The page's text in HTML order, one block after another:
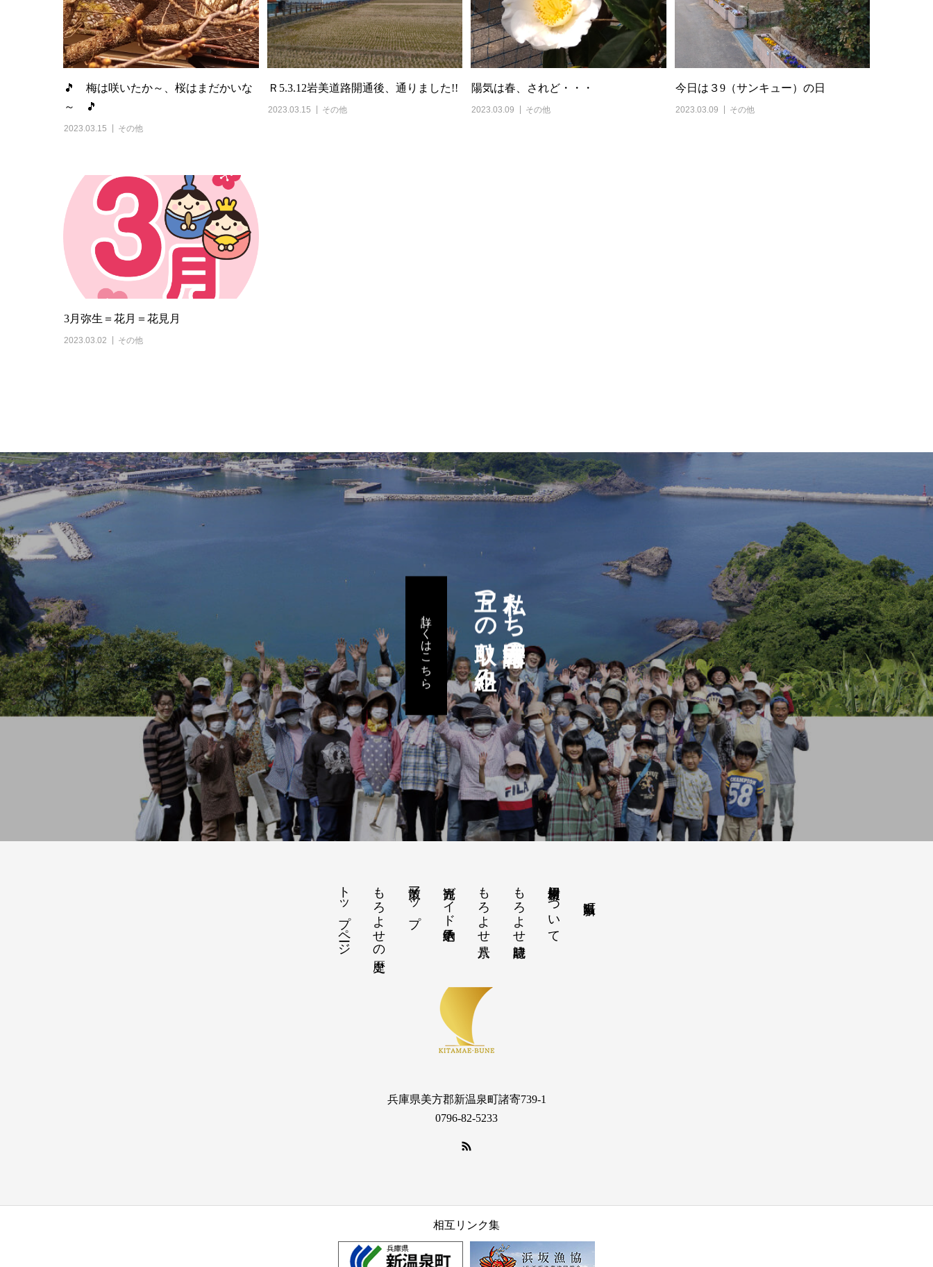
🎵 梅は咲いたか～、桜はまだかいな
～ 🎵
2023.03.15 その他
Ｒ5.3.12岩美道路開通後、通りました!!
2023.03.15 その他
陽気は春、されど・・・
2023.03.09 その他
今日は３9（サンキュー）の日
2023.03.09 その他
3月弥生＝花月＝花見月
2023.03.02 その他
私たち諸寄区民の
五つの取り組み
詳しくはこちら
素材使用について
もろよせ歳時記
もろよせ八景
観光ガイド予約申込
散策マップ
もろよせの歴史
トップページ
兵庫県美方郡新温泉町諸寄739-1
0796-82-5233
相互リンク集